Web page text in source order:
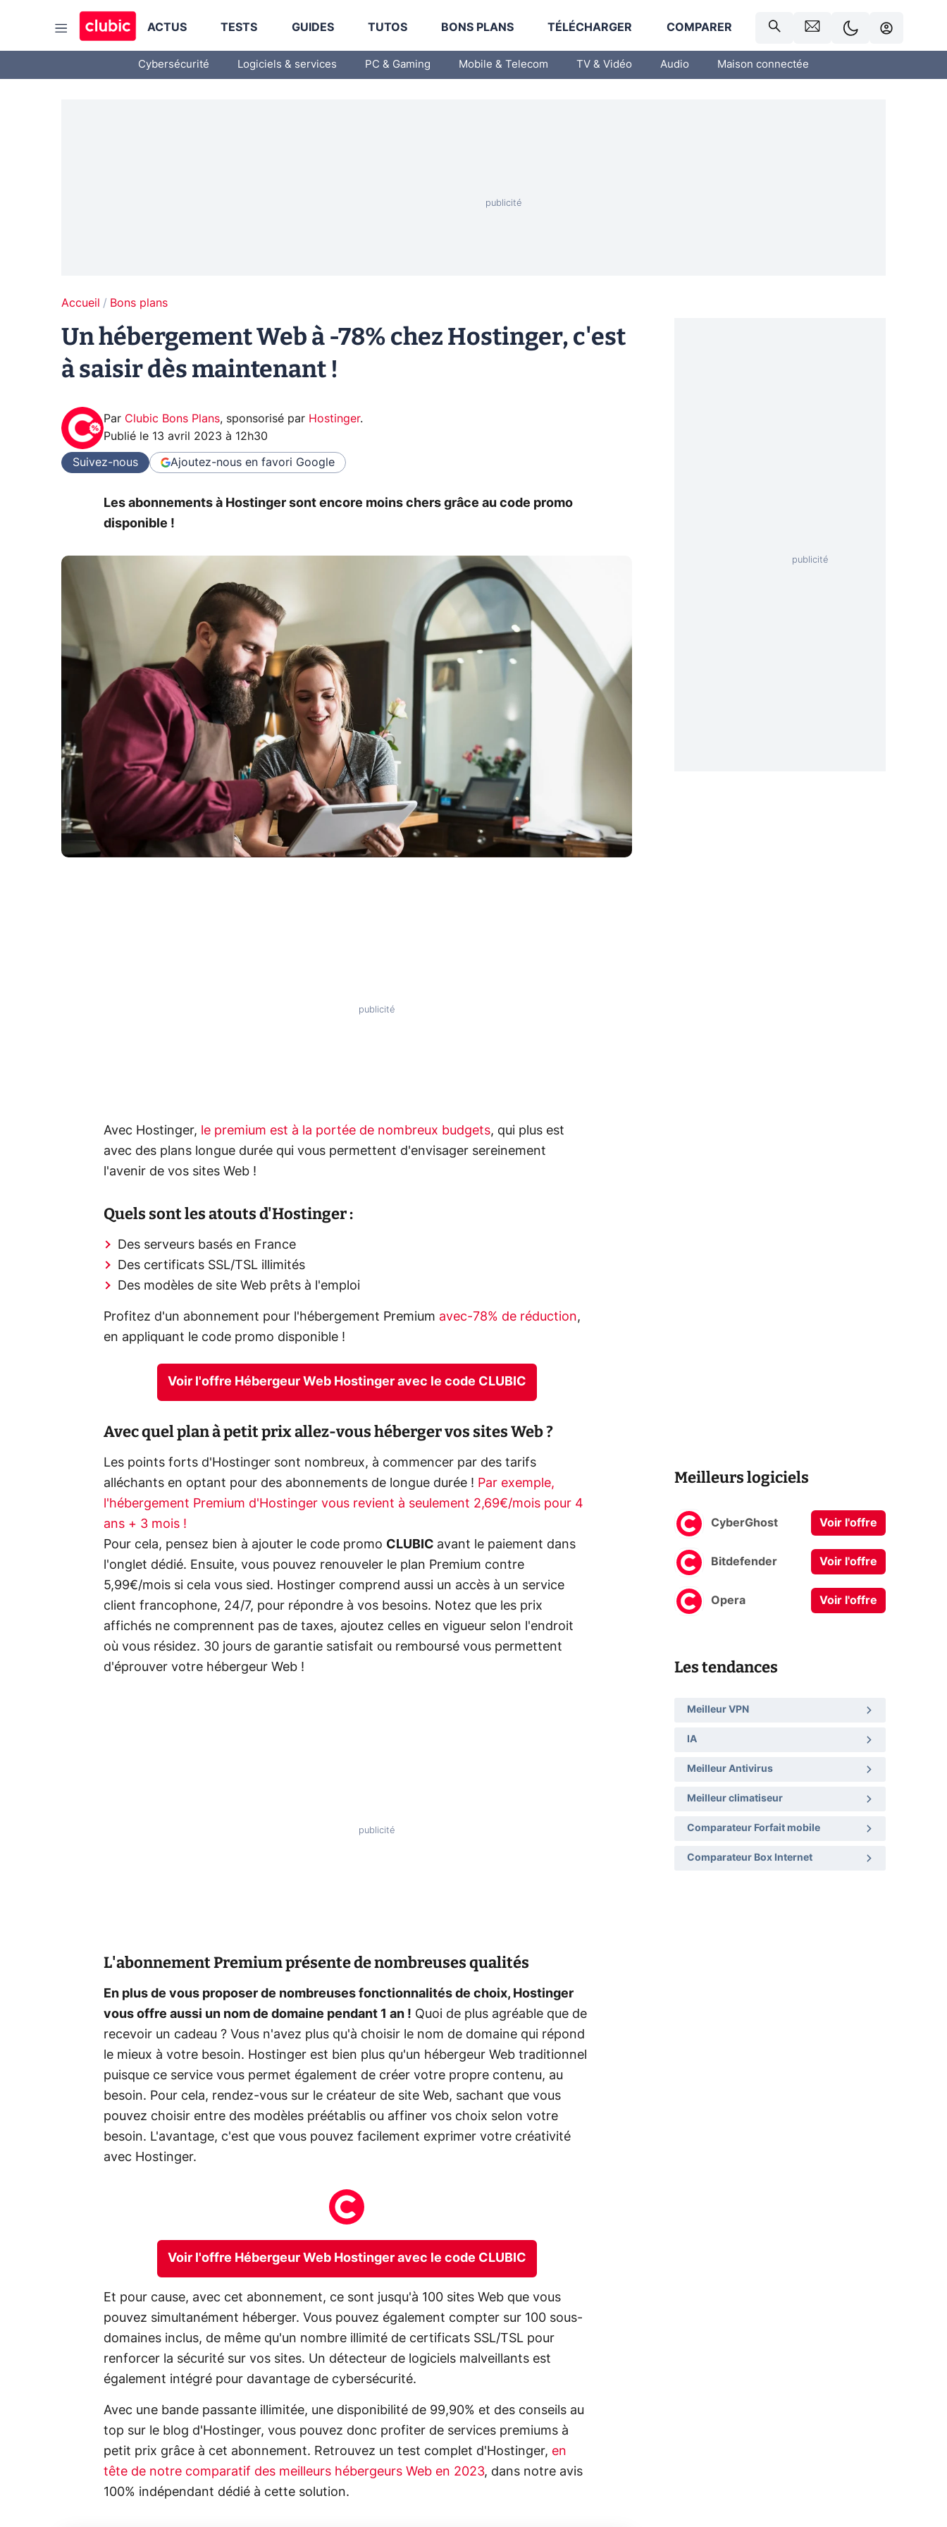
ACTUS TESTS GUIDES TUTOS BONS PLANS TÉLÉCHARGER COMPARER
Cybersécurité Logiciels & services PC & Gaming Mobile & Telecom TV & Vidéo Audio Maison connectée
Accueil Bons plans
Un hébergement Web à -78% chez Hostinger, c'est
à saisir dès maintenant !
Par Clubic Bons Plans, sponsorisé par Hostinger.
Publié le 13 avril 2023 à 12h30
Suivez-nous Ajoutez-nous en favori Google
Les abonnements à Hostinger sont encore moins chers grâce au code promo
disponible !
Avec Hostinger, le premium est à la portée de nombreux budgets, qui plus est
avec des plans longue durée qui vous permettent d'envisager sereinement
l'avenir de vos sites Web !
Quels sont les atouts d'Hostinger :
Des serveurs basés en France
Des certificats SSL/TSL illimités
Des modèles de site Web prêts à l'emploi
Profitez d'un abonnement pour l'hébergement Premium avec-78% de réduction,
en appliquant le code promo disponible !
Voir l'offre Hébergeur Web Hostinger avec le code CLUBIC
Avec quel plan à petit prix allez-vous héberger vos sites Web ?
Les points forts d'Hostinger sont nombreux, à commencer par des tarifs
alléchants en optant pour des abonnements de longue durée ! Par exemple,
l'hébergement Premium d'Hostinger vous revient à seulement 2,69€/mois pour 4
ans + 3 mois !
Pour cela, pensez bien à ajouter le code promo CLUBIC avant le paiement dans
l'onglet dédié. Ensuite, vous pouvez renouveler le plan Premium contre
5,99€/mois si cela vous sied. Hostinger comprend aussi un accès à un service
client francophone, 24/7, pour répondre à vos besoins. Notez que les prix
affichés ne comprennent pas de taxes, ajoutez celles en vigueur selon l'endroit
où vous résidez. 30 jours de garantie satisfait ou remboursé vous permettent
d'éprouver votre hébergeur Web !
L'abonnement Premium présente de nombreuses qualités
En plus de vous proposer de nombreuses fonctionnalités de choix, Hostinger
vous offre aussi un nom de domaine pendant 1 an ! Quoi de plus agréable que de
recevoir un cadeau ? Vous n'avez plus qu'à choisir le nom de domaine qui répond
le mieux à votre besoin. Hostinger est bien plus qu'un hébergeur Web traditionnel
puisque ce service vous permet également de créer votre propre contenu, au
besoin. Pour cela, rendez-vous sur le créateur de site Web, sachant que vous
pouvez choisir entre des modèles préétablis ou affiner vos choix selon votre
besoin. L'avantage, c'est que vous pouvez facilement exprimer votre créativité
avec Hostinger.
Voir l'offre Hébergeur Web Hostinger avec le code CLUBIC
Et pour cause, avec cet abonnement, ce sont jusqu'à 100 sites Web que vous
pouvez simultanément héberger. Vous pouvez également compter sur 100 sous-
domaines inclus, de même qu'un nombre illimité de certificats SSL/TSL pour
renforcer la sécurité sur vos sites. Un détecteur de logiciels malveillants est
également intégré pour davantage de cybersécurité.
Avec une bande passante illimitée, une disponibilité de 99,90% et des conseils au
top sur le blog d'Hostinger, vous pouvez donc profiter de services premiums à
petit prix grâce à cet abonnement. Retrouvez un test complet d'Hostinger, en
tête de notre comparatif des meilleurs hébergeurs Web en 2023, dans notre avis
100% indépendant dédié à cette solution.
Meilleurs logiciels
CyberGhost Voir l'offre
Bitdefender Voir l'offre
Opera Voir l'offre
Les tendances
Meilleur VPN
IA
Meilleur Antivirus
Meilleur climatiseur
Comparateur Forfait mobile
Comparateur Box Internet